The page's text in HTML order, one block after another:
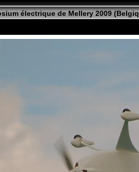
électrique de Mellery 2009